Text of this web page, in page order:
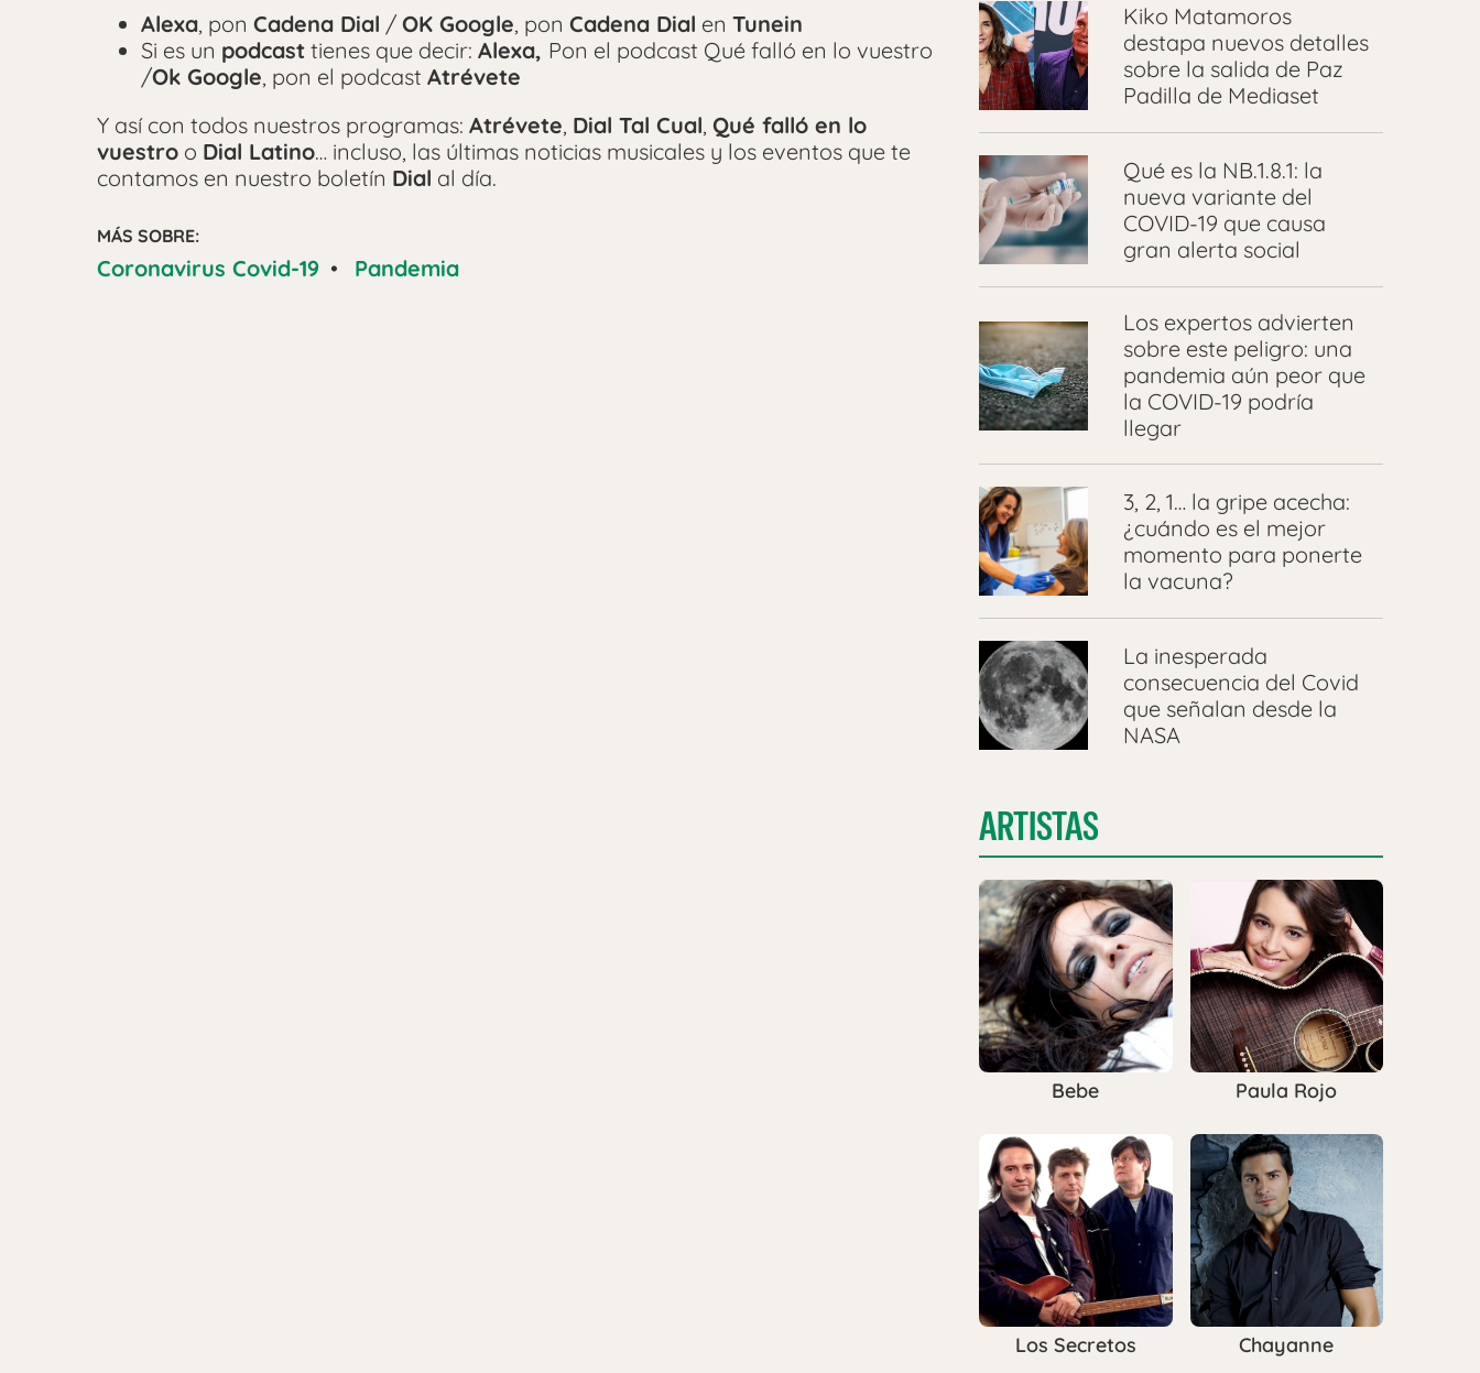
Alexa, pon Cadena Dial / OK Google, pon Cadena Dial en Tunein
Si es un podcast tienes que decir: Alexa, Pon el podcast Qué falló en lo vuestro
/Ok Google, pon el podcast Atrévete
Y así con todos nuestros programas: Atrévete, Dial Tal Cual, Qué falló en lo
vuestro o Dial Latino… incluso, las últimas noticias musicales y los eventos que te
contamos en nuestro boletín Dial al día.
MÁS SOBRE:
Coronavirus Covid-19 • Pandemia
Kiko Matamoros
destapa nuevos detalles
sobre la salida de Paz
Padilla de Mediaset
Qué es la NB.1.8.1: la
nueva variante del
COVID-19 que causa
gran alerta social
Los expertos advierten
sobre este peligro: una
pandemia aún peor que
la COVID-19 podría
llegar
3, 2, 1… la gripe acecha:
¿cuándo es el mejor
momento para ponerte
la vacuna?
La inesperada
consecuencia del Covid
que señalan desde la
NASA
ARTISTAS
Bebe Paula Rojo
Los Secretos Chayanne